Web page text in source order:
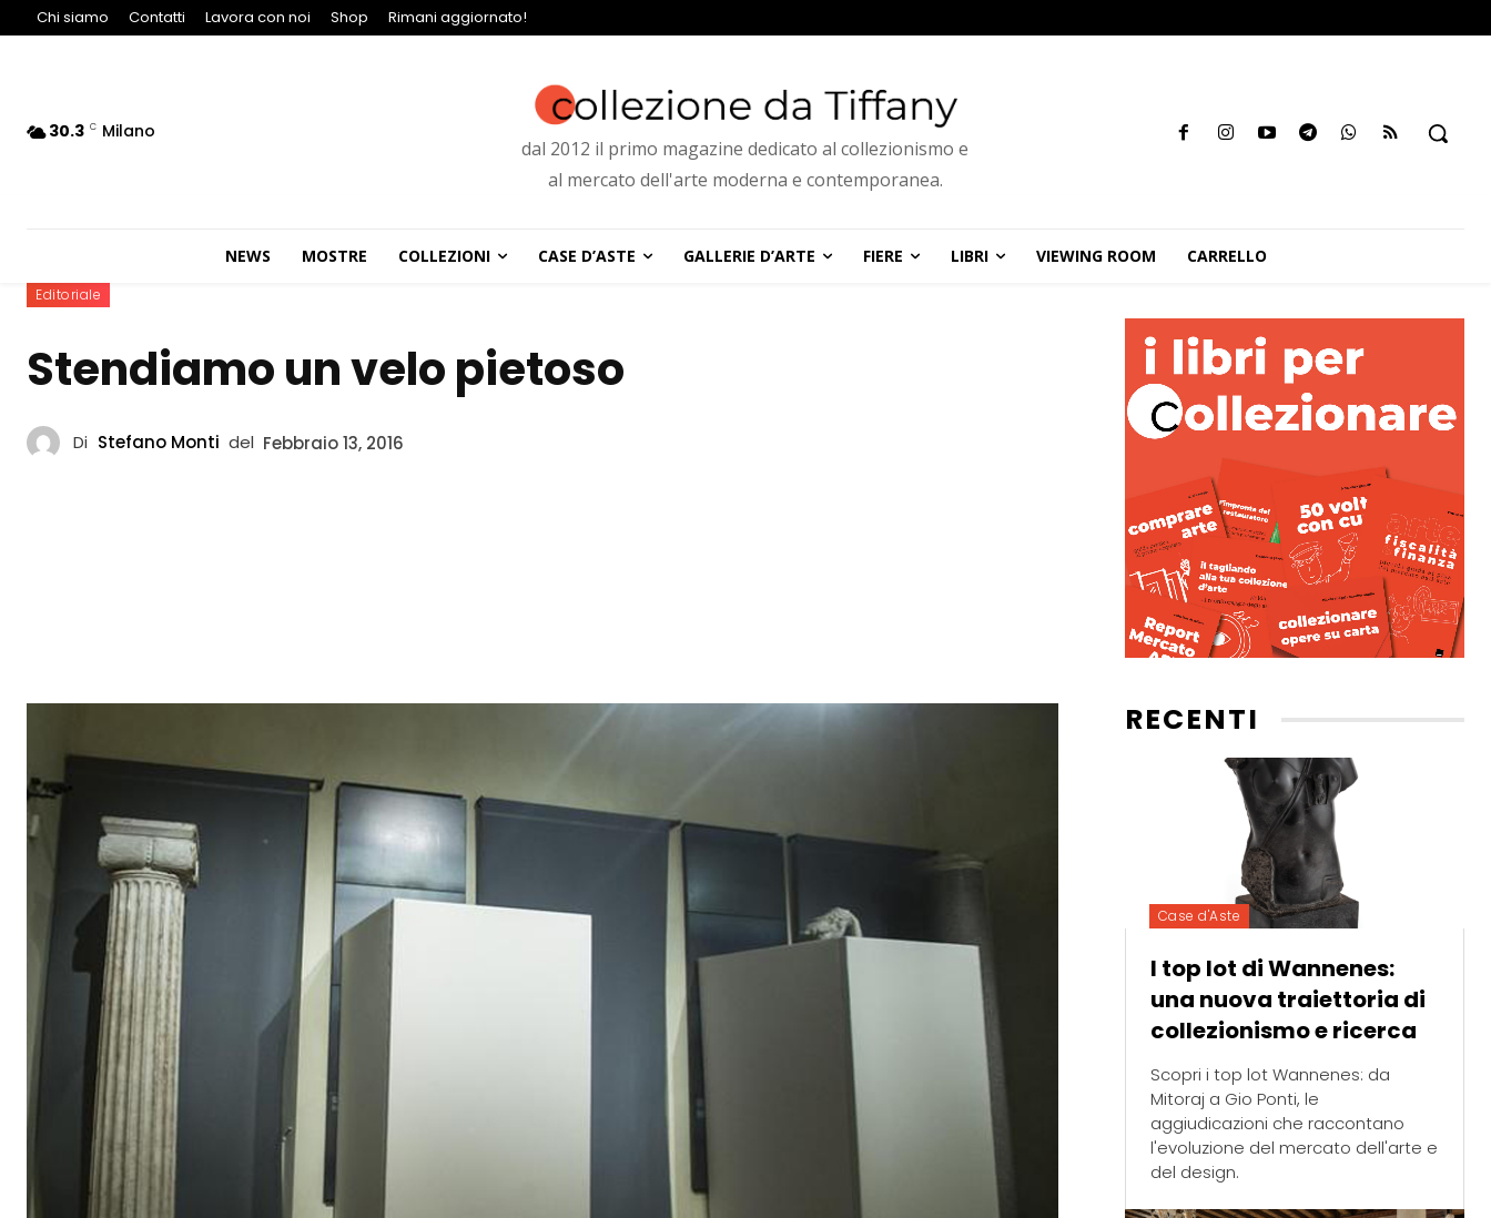
Chi siamo Contatti Lavora con noi Shop Rimani aggiornato!
30.3 C Milano
dal 2012 il primo magazine dedicato al collezionismo e
al mercato dell'arte moderna e contemporanea.
NEWS MOSTRE COLLEZIONI CASE D’ASTE GALLERIE D’ARTE FIERE LIBRI VIEWING ROOM CARRELLO
Editoriale
Stendiamo un velo pietoso
Di Stefano Monti del Febbraio 13, 2016
RECENTI
Case d'Aste
I top lot di Wannenes:
una nuova traiettoria di
collezionismo e ricerca
Scopri i top lot Wannenes: da
Mitoraj a Gio Ponti, le
aggiudicazioni che raccontano
l'evoluzione del mercato dell'arte e
del design.